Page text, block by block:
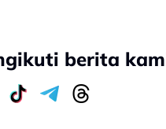
berita